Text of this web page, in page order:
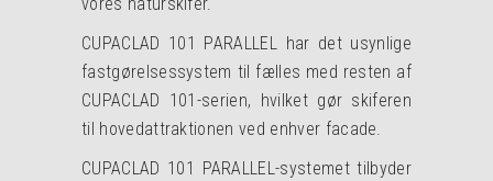
CUPACLAD 101 PARALLEL har det usynlige
fastgørelsessystem til fælles med resten af
CUPACLAD 101-serien, hvilket gør skiferen
til hovedattraktionen ved enhver facade.
CUPACLAD 101 PARALLEL-systemet tilbyder